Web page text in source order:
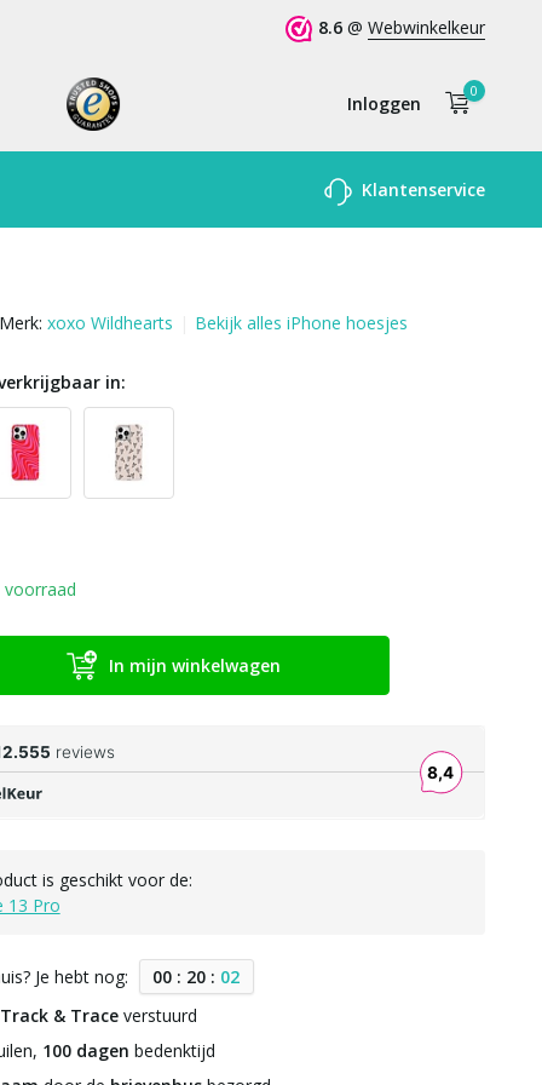
8.6 @ Webwinkelkeur
Inloggen
Account
0
Klantenservice
Merk: xoxo Wildhearts Bekijk alles iPhone hoesjes
in:
voorraad
In mijn winkelwagen
is geschikt voor de:
13 Pro
Je hebt nog: 00 : 20 : 01
Track & Traceverstuurd
100 dagen bedenktijd